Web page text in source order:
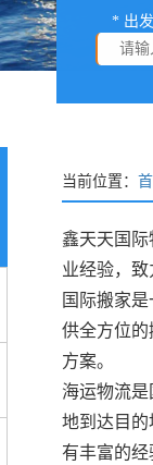
* 出
当前位置：
鑫天天国
业经验，致
国际搬家
供全方位
方案。
海运物流
地到达目
有丰富的经